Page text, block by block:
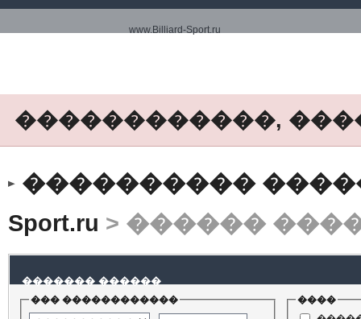
www.Billiard-Sport.ru
������������,
���������� �����
Sport.ru > ������
������� ������
��� ������������
����